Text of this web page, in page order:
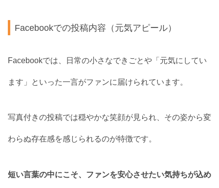
Facebookでの投稿内容（元気アピール）
Facebookでは、日常の小さなできごとや「元気にしてい
ます」といった一言がファンに届けられています。
写真付きの投稿では穏やかな笑顔が見られ、その姿から変
わらぬ存在感を感じられるのが特徴です。
短い言葉の中にこそ、ファンを安心させたい気持ちが込め